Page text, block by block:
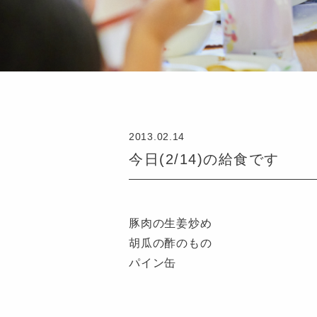
2013.02.14
今日(2/14)の給食です
豚肉の生姜炒め
胡瓜の酢のもの
パイン缶